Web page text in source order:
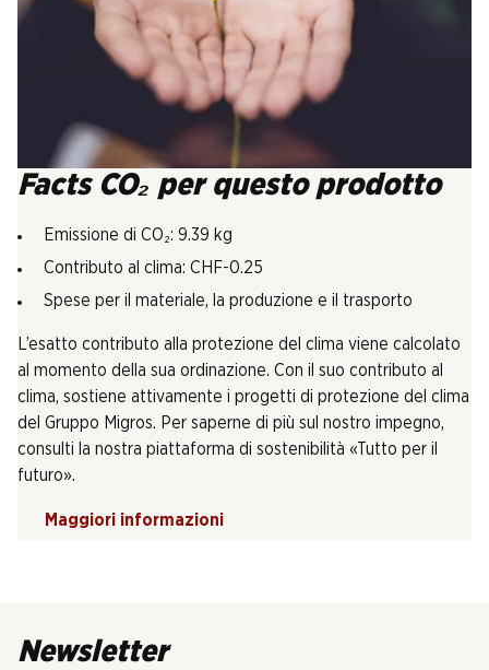
Facts CO₂ per questo prodotto
Emissione di CO₂: 9.39 kg
Contributo al clima: CHF-0.25
Spese per il materiale, la produzione e il trasporto
L’esatto contributo alla protezione del clima viene calcolato
al momento della sua ordinazione. Con il suo contributo al
clima, sostiene attivamente i progetti di protezione del clima
del Gruppo Migros. Per saperne di più sul nostro impegno,
consulti la nostra piattaforma di sostenibilità «Tutto per il
futuro».
Maggiori informazioni
Newsletter